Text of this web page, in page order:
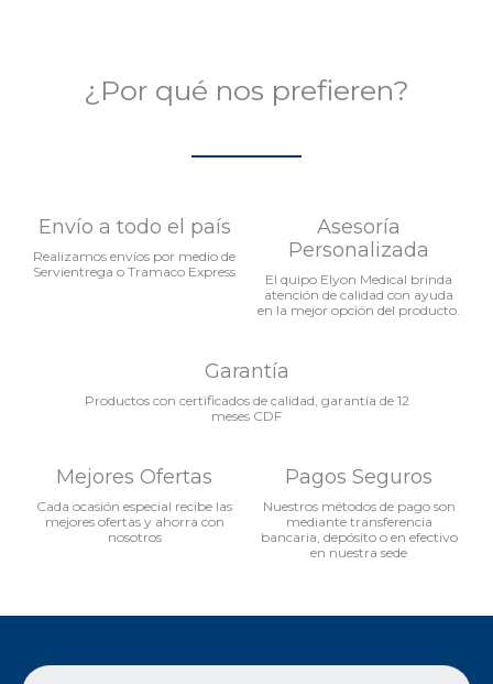
¿Por qué nos prefieren?
Envío a todo el país
Realizamos envíos por medio de
Servientrega o Tramaco Express
Asesoría
Personalizada
El quipo Elyon Medical brinda
atención de calidad con ayuda
en la mejor opción del producto.
Garantía
Productos con certificados de calidad, garantía de 12
meses CDF
Mejores Ofertas
Cada ocasión especial recibe las
mejores ofertas y ahorra con
nosotros
Pagos Seguros
Nuestros métodos de pago son
mediante transferencia
bancaria, depósito o en efectivo
en nuestra sede